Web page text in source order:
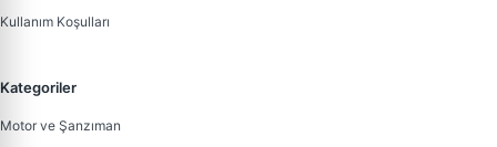
Kullanım Koşulları
Kategoriler
Motor ve Şanzıman